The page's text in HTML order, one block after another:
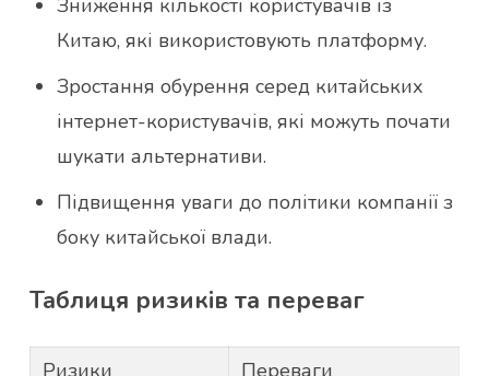
Зниження кількості користувачів із
Китаю, які використовують платформу.
Зростання обурення серед китайських
інтернет-користувачів, які можуть почати
шукати альтернативи.
Підвищення уваги до політики компанії з
боку китайської влади.
Таблиця ризиків та переваг
Ризики Переваги